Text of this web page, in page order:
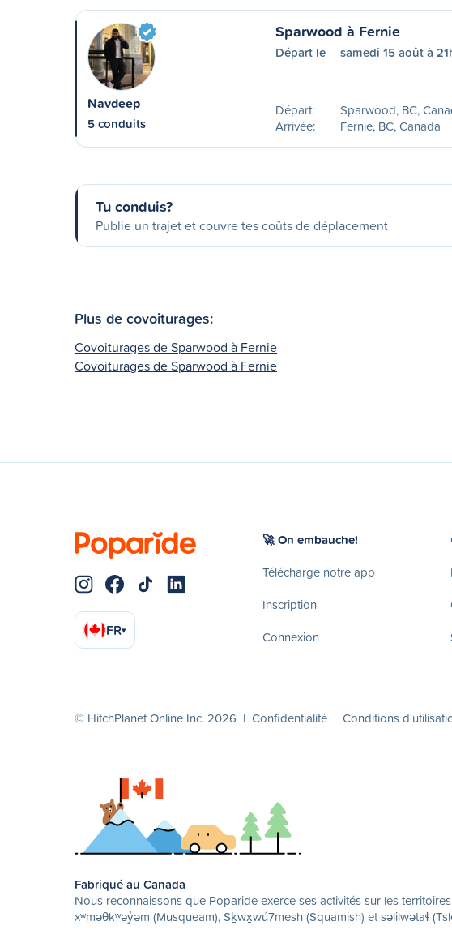
Navdeep
5 conduits
Sparwood à Fernie
Départ le samedi 15 août à
Départ:
Sparwood, BC,
Arrivée:
Fernie, BC, Canada
Tu conduis?
Publie un trajet et couvre tes coûts de déplacement
Plus de covoiturages:
Covoiturages de Sparwood à Fernie
Covoiturages de Sparwood à Fernie
FR▾
🚀 On embauche!
Télécharge notre app
Inscription
Connexion
© HitchPlanet Online Inc. 2026 | Confidentialité | Conditions
Fabriqué au Canada
Nous reconnaissons que Poparide exerce ses activités sur les
xʷməθkʷəy̓əm (Musqueam), Sḵwx̱wú7mesh (Squamish) et səlilwətaɬ